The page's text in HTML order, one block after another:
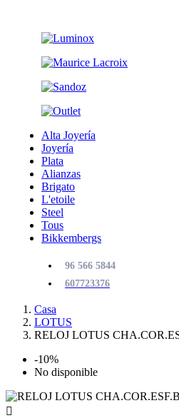
Alta Joyería
Joyería
Plata
Alianzas
Brigato
L'etoile
Steel
Tous
Bikkembergs
96 566 5844
607723376
Casa
LOTUS
RELOJ LOTUS
-10%
No disponible
